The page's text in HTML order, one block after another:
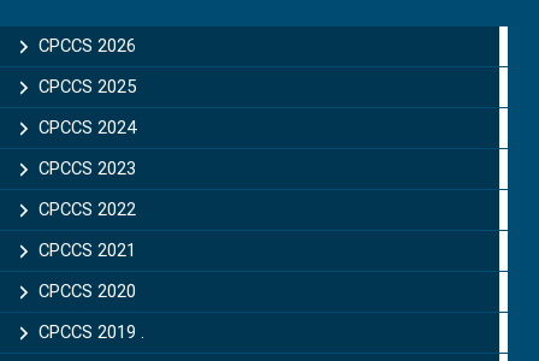
Sidebar
CPCCS 2026
CPCCS 2025
CPCCS 2024
CPCCS 2023
CPCCS 2022
CPCCS 2021
CPCCS 2020
CPCCS 2019 .